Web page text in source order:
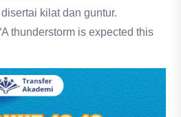
kilat dan guntur.
thunderstorm is expected this